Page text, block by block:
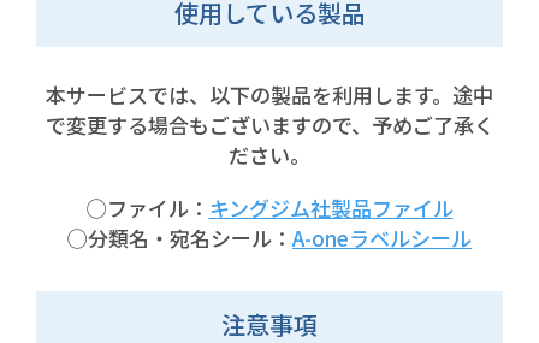
使用している製品
本サービスでは、以下の製品を利用します。途中
で変更する場合もございますので、予めご了承く
ださい。
◯ファイル： キングジム社製品ファイル
◯分類名・宛名シール： A-oneラベルシール
注意事項